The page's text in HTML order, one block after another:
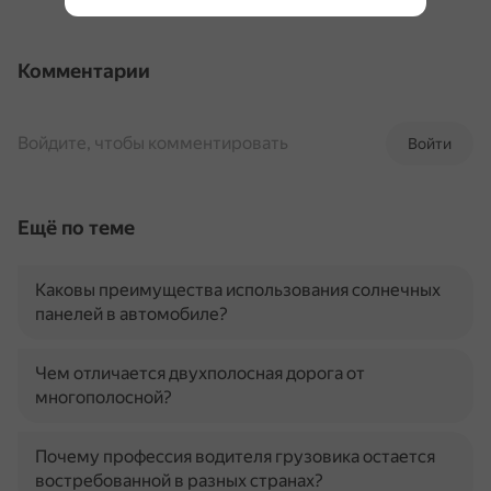
Комментарии
Войти
Войдите, чтобы комментировать
Ещё по теме
Каковы преимущества использования солнечных
панелей в автомобиле?
Чем отличается двухполосная дорога от
многополосной?
Почему профессия водителя грузовика остается
востребованной в разных странах?